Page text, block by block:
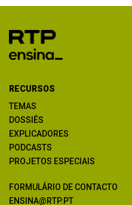
RECURSOS
TEMAS
DOSSIÊS
EXPLICADORES
PODCASTS
PROJETOS ESPECIAIS
FORMULÁRIO DE CONTACTO
ENSINA@RTP.PT